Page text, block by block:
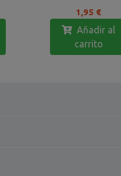
1,95 €
Añadir al
carrito